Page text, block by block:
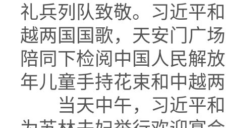
礼兵列队致敬。习近平
越两国国歌，天安门广
陪同下检阅中国人民解
年儿童手持花束和中越
当天中午，习近平和